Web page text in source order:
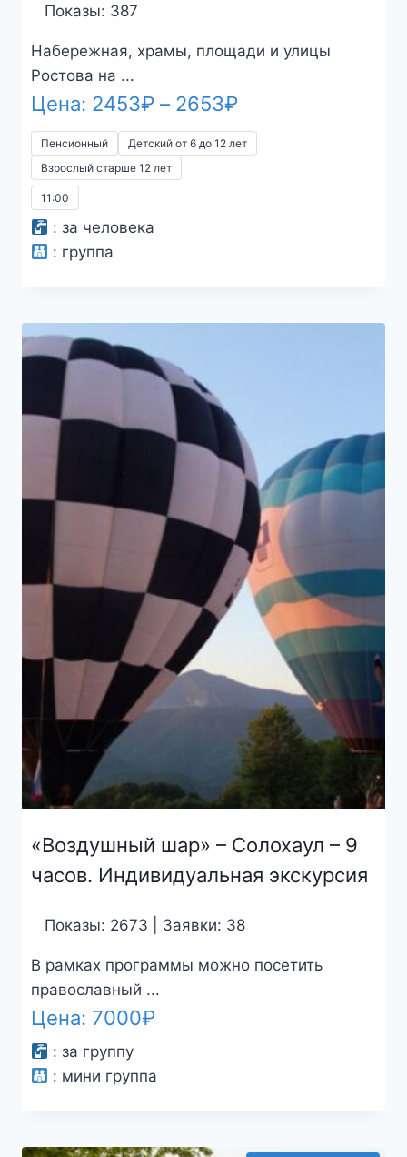
Показы: 387
Набережная, храмы, площади и улицы
Ростова на ...
Цена: 2453₽ – 2653₽Диапазон
цен:
Пенсионный
Детский от 6 до 12 лет
Взрослый старше 12 лет
11:00
: за человека
: группа
«Воздушный шар» – Солохаул – 9
часов. Индивидуальная экскурсия
Показы: 2673 | Заявки: 38
В рамках программы можно посетить
православный ...
Цена: 7000₽
: за группу
: мини группа